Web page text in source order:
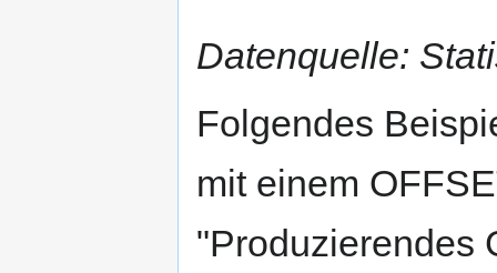
Datenquelle:
Folgendes
mit einem
"Produzierendes